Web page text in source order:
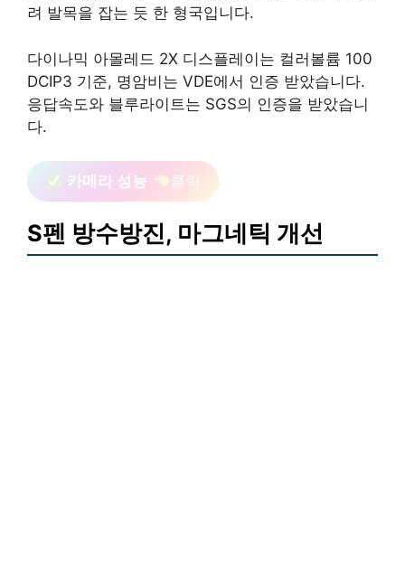
려 발목을 잡는 듯 한 형국입니다.
다이나믹 아몰레드 2X 디스플레이는 컬러볼륨 100
DCIP3 기준, 명암비는 VDE에서 인증 받았습니다.
응답속도와 블루라이트는 SGS의 인증을 받았습니
다.
카메라 성능 클릭
S펜 방수방진, 마그네틱 개선